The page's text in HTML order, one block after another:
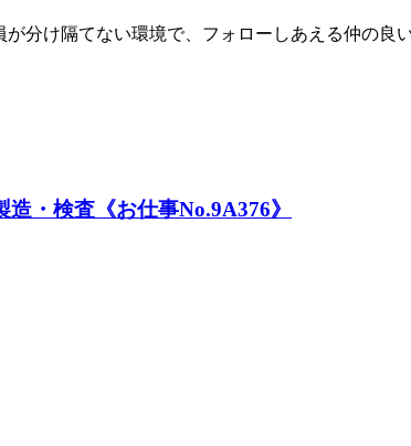
分け隔てない環境で、フォローしあえる仲の
・検査《お仕事No.9A376》